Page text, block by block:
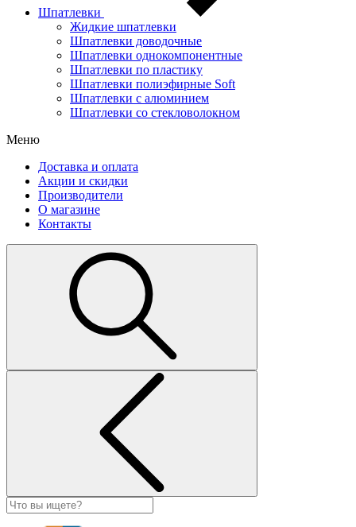
Шпатлевки
Жидкие шпатлевки
Шпатлевки доводочные
Шпатлевки однокомпонентные
Шпатлевки по пластику
Шпатлевки полиэфирные Soft
Шпатлевки с алюминием
Шпатлевки со стекловолокном
Меню
Доставка и оплата
Акции и скидки
Производители
О магазине
Контакты